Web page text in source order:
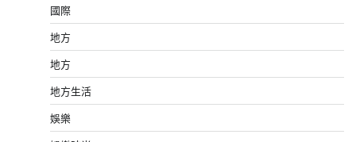
國際
地方
地方
地方生活
娛樂